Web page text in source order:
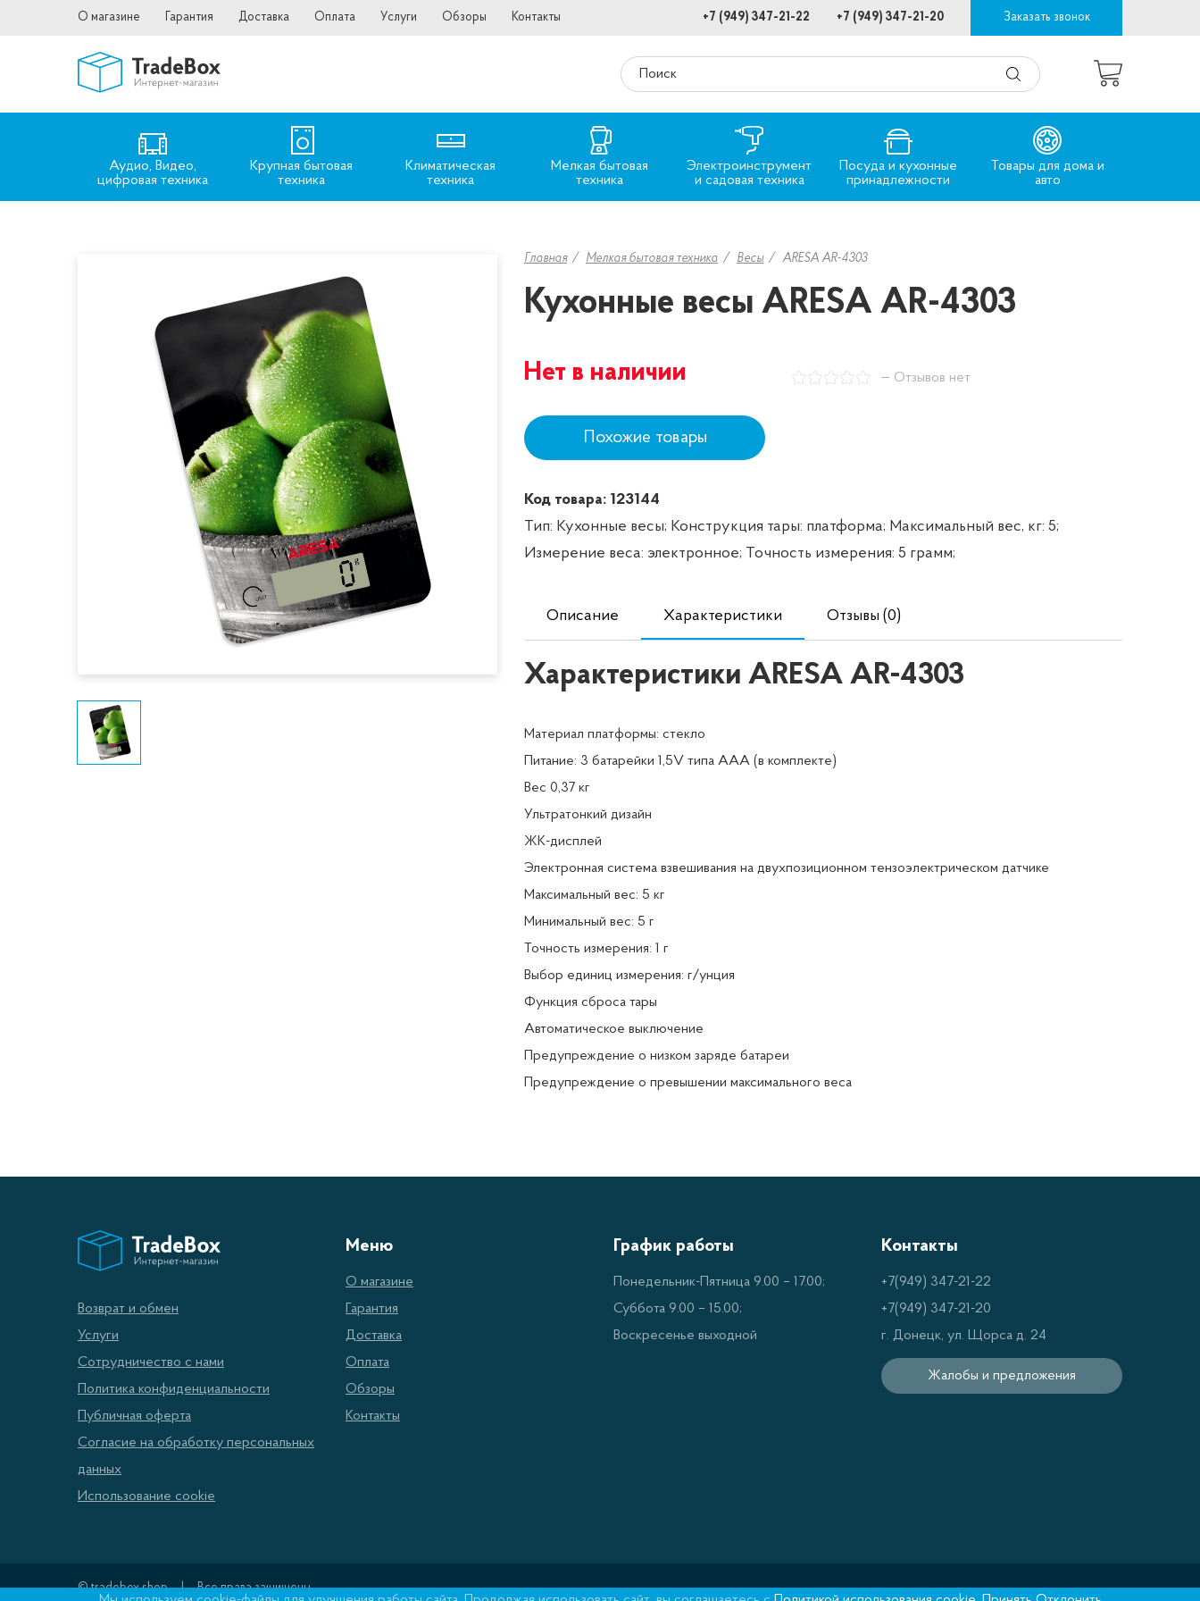
О магазине Гарантия Доставка Оплата Услуги Обзоры Контакты Заказать звонок
+7 (949) 347-21-20
+7 (949) 347-21-22
Аудио, Видео,
цифровая техника
Крупная бытовая
техника
Климатическая
техника
Мелкая бытовая
техника
Электроинструмент
и садовая техника
Посуда и кухонные
принадлежности
Товары для дома и
авто
Главная Мелкая бытовая техника Весы ARESA AR-4303
Кухонные весы ARESA AR-4303
Нет в наличии
Похожие товары
— Отзывов нет
Код товара: 123144
Тип: Кухонные весы; Конструкция тары: платформа; Максимальный вес, кг: 5;
Измерение веса: электронное; Точность измерения: 5 грамм;
Описание Характеристики Отзывы (0)
Характеристики ARESA AR-4303
Материал платформы: стекло
Питание: 3 батарейки 1,5V типа AAA (в комплекте)
Вес 0,37 кг
Ультратонкий дизайн
ЖК-дисплей
Электронная система взвешивания на двухпозиционном тензоэлектрическом датчике
Максимальный вес: 5 кг
Минимальный вес: 5 г
Точность измерения: 1 г
Выбор единиц измерения: г/унция
Функция сброса тары
Автоматическое выключение
Предупреждение о низком заряде батареи
Предупреждение о превышении максимального веса
Возврат и обмен
Услуги
Сотрудничество с нами
Политика конфиденциальности
Публичная оферта
Согласие на обработку персональных
данных
Использование cookie
Меню
О магазине
Гарантия
Доставка
Оплата
Обзоры
Контакты
График работы
Понедельник-Пятница 9.00 – 17.00;
Суббота 9.00 – 15.00;
Воскресенье выходной
Контакты
+7(949) 347-21-22
+7(949) 347-21-20
г. Донецк, ул. Щорса д. 24
Жалобы и предложения
© tradebox.shop Все права защищены